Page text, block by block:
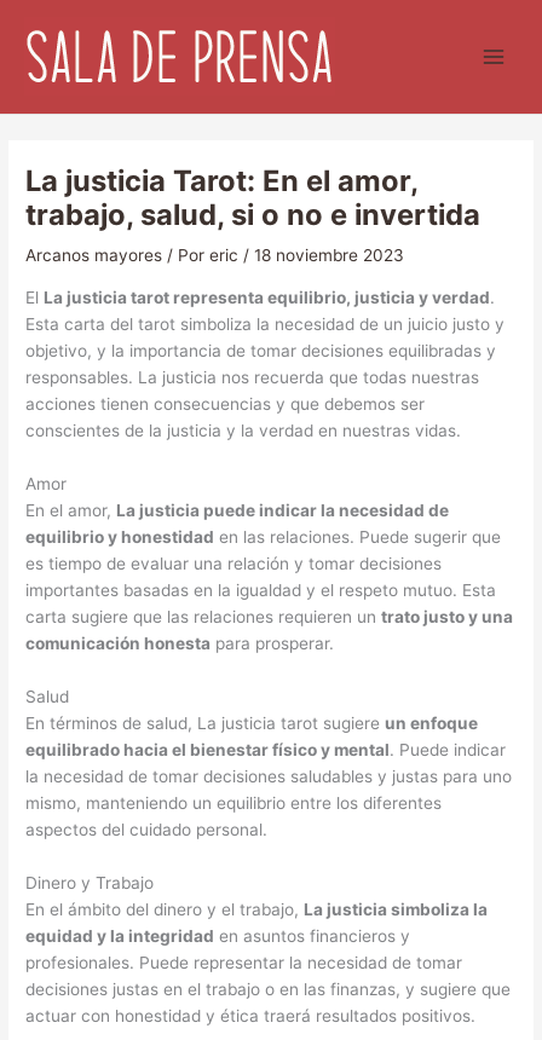
contenido
La justicia Tarot: En el amor,
trabajo, salud, si o no e invertida
Arcanos mayores / Poreric/18 noviembre 2023
El La justicia tarot representa equilibrio, justicia y verdad.
Esta carta del tarot simboliza la necesidad de un juicio justo y
objetivo, y la importancia de tomar decisiones equilibradas y
responsables. La justicia nos recuerda que todas nuestras
acciones tienen consecuencias y que debemos ser
conscientes de la justicia y la verdad en nuestras vidas.
Amor
En el amor, La justicia puede indicar la necesidad de
equilibrio y honestidad en las relaciones. Puede sugerir que
es tiempo de evaluar una relación y tomar decisiones
importantes basadas en la igualdad y el respeto mutuo. Esta
carta sugiere que las relaciones requieren untrato justo y una
comunicación honesta para prosperar.
Salud
En términos de salud, La justicia tarot sugiere un enfoque
equilibrado hacia el bienestar físico y mental. Puede indicar
la necesidad de tomar decisiones saludables y justas para uno
mismo, manteniendo un equilibrio entre los diferentes
aspectos del cuidado personal.
Dinero y Trabajo
En el ámbito del dinero y el trabajo, La justicia simboliza la
equidad y la integridad en asuntos financieros y
profesionales. Puede representar la necesidad de tomar
decisiones justas en el trabajo o en las finanzas, y sugiere que
actuar con honestidad y ética traerá resultados positivos.